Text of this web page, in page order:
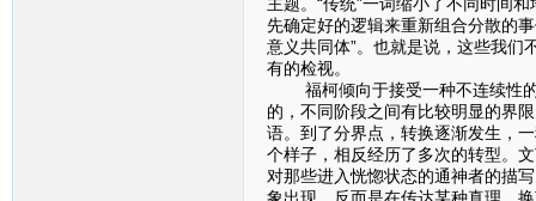
主题。“传统”一词缩小了不同时间
先确定好的逻辑来重新组合分散的
意义共同体”。也就是说，这些我们
有的检视。
福柯倾向于接受一种不连续性的
的，不同阶段之间有比较明显的界
语。到了分界点，转换逐渐发生，
个样子，相反经历了多次的转型。
对那些进入恍惚状态的通神者的描